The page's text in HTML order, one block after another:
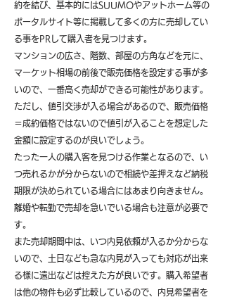
約を結び、基本的にはSUUMOやアットホーム等の
ポータルサイト等に掲載して多くの方に売却してい
る事をPRして購入者を見つけます。
マンションの広さ、階数、部屋の方角などを元に、
マーケット相場の前後で販売価格を設定する事が多
いので、一番高く売却ができる可能性があります。
ただし、値引交渉が入る場合があるので、販売価格
＝成約価格ではないので値引が入ることを想定した
金額に設定するのが良いでしょう。
たった一人の購入客を見つける作業となるので、い
つ売れるかが分からないので相続や差押えなど納税
期限が決められている場合にはあまり向きません。
離婚や転勤で売却を急いでいる場合も注意が必要で
す。
また売却期間中は、いつ内見依頼が入るか分からな
いので、土日なども急な内見が入っても対応が出来
る様に遠出などは控えた方が良いです。購入希望者
は他の物件も必ず比較しているので、内見希望者を